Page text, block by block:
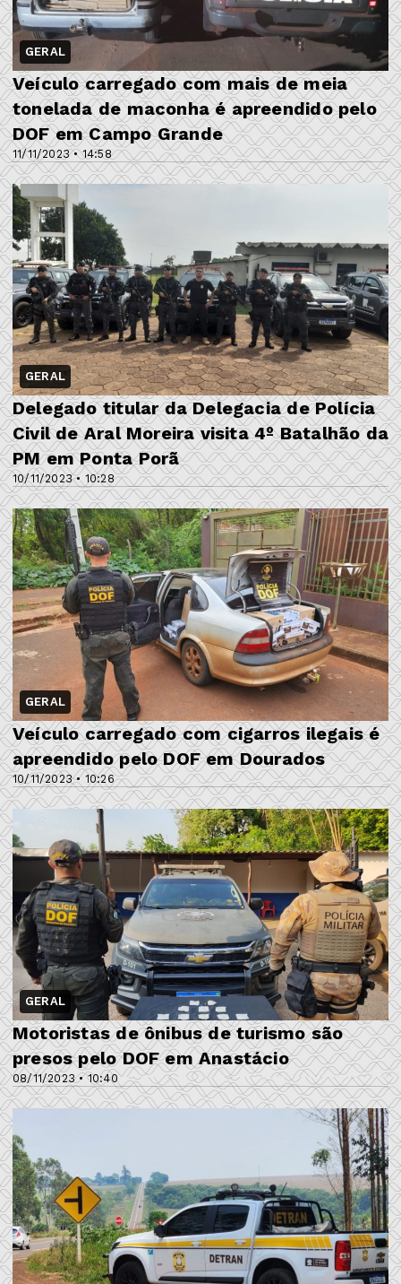
GERAL
11/11/2023 • 14:58
Veículo carregado com mais de meia
tonelada de maconha é apreendido pelo
DOF em Campo Grande
GERAL
10/11/2023 • 10:28
Delegado titular da Delegacia de Polícia
Civil de Aral Moreira visita 4º Batalhão da
PM em Ponta Porã
GERAL
10/11/2023 • 10:26
Veículo carregado com cigarros ilegais é
apreendido pelo DOF em Dourados
GERAL
08/11/2023 • 10:40
Motoristas de ônibus de turismo são
presos pelo DOF em Anastácio